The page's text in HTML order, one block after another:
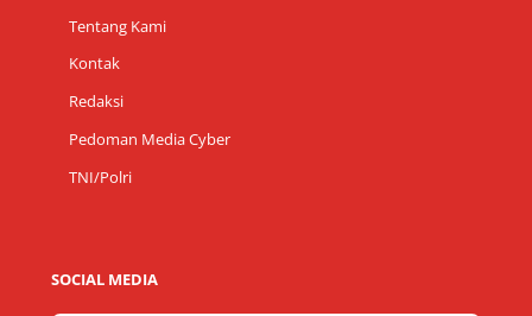
Tentang Kami
Kontak
Redaksi
Pedoman Media Cyber
TNI/Polri
SOCIAL MEDIA